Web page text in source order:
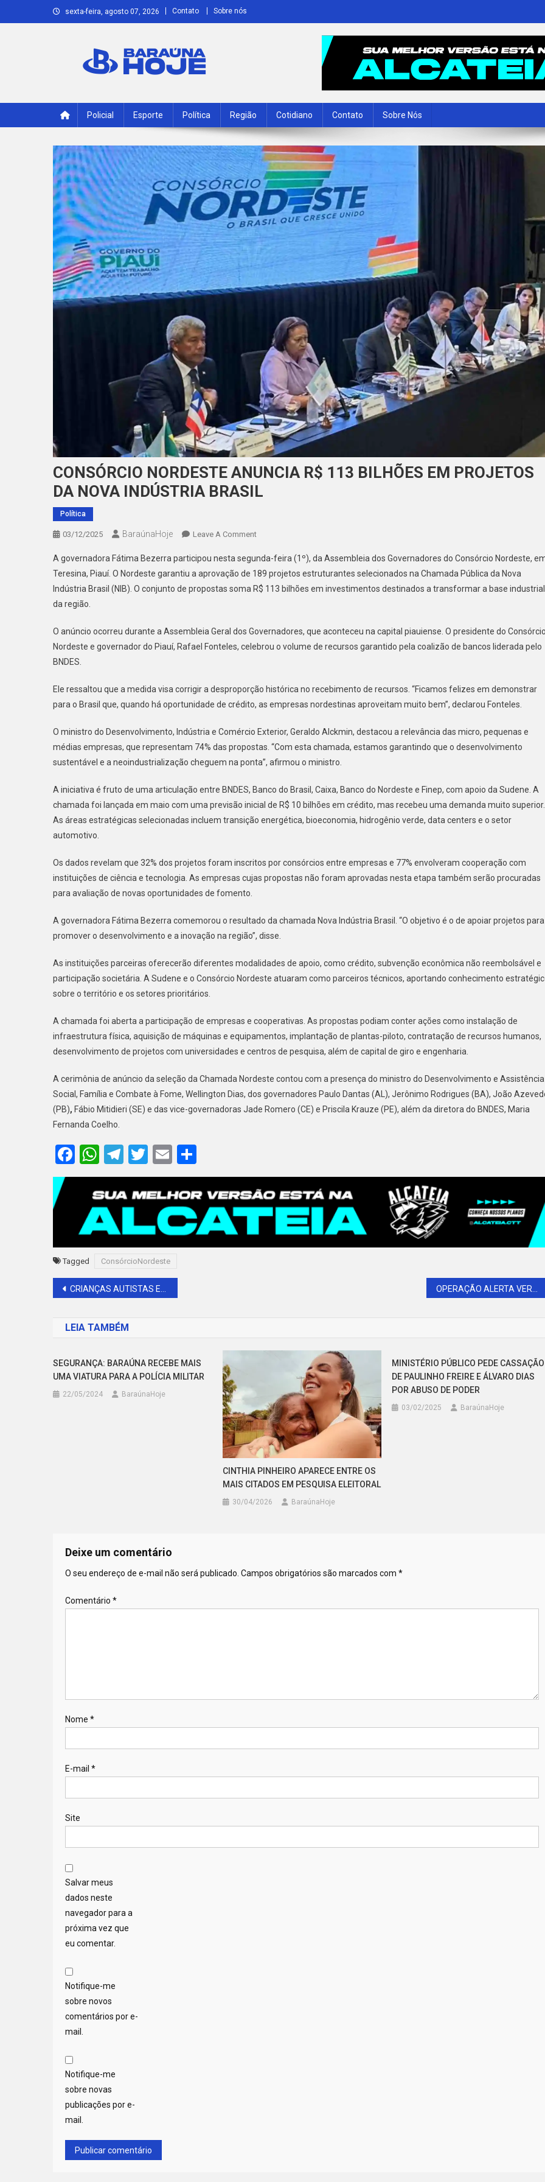
to
sexta-feira, agosto 07, 2026 Contato Sobre nós
Policial Esporte Política Região Cotidiano Contato Sobre Nós
CONSÓRCIO NORDESTE ANUNCIA R$ 113 BILHÕES EM PROJETOS
DA NOVA INDÚSTRIA BRASIL
Política
03/12/2025 BaraúnaHoje Leave A CommentOn
NORDESTE
ANUNCIA
R$
EM
PROJETOS
INDÚSTRIA
BRASIL
A governadora Fátima Bezerra participou nesta segunda-feira (1º), da Assembleia dos Governadores do Consórcio Nordeste,
Teresina, Piauí. O Nordeste garantiu a aprovação de 189 projetos estruturantes selecionados na Chamada Pública da Nova
Indústria Brasil (NIB). O conjunto de propostas soma R$ 113 bilhões em investimentos destinados a transformar a base industrial
da região.
O anúncio ocorreu durante a Assembleia Geral dos Governadores, que aconteceu na capital piauiense. O presidente do
Nordeste e governador do Piauí, Rafael Fonteles, celebrou o volume de recursos garantido pela coalizão de bancos liderada pelo
BNDES.
Ele ressaltou que a medida visa corrigir a desproporção histórica no recebimento de recursos. “Ficamos felizes em demonstrar
para o Brasil que, quando há oportunidade de crédito, as empresas nordestinas aproveitam muito bem”, declarou Fonteles.
O ministro do Desenvolvimento, Indústria e Comércio Exterior, Geraldo Alckmin, destacou a relevância das micro, pequenas e
médias empresas, que representam 74% das propostas. “Com esta chamada, estamos garantindo que o desenvolvimento
sustentável e a neoindustrialização cheguem na ponta”, afirmou o ministro.
A iniciativa é fruto de uma articulação entre BNDES, Banco do Brasil, Caixa, Banco do Nordeste e Finep, com apoio da Sudene. A
chamada foi lançada em maio com uma previsão inicial de R$ 10 bilhões em crédito, mas recebeu uma demanda muito superior.
As áreas estratégicas selecionadas incluem transição energética, bioeconomia, hidrogênio verde, data centers e o setor
automotivo.
Os dados revelam que 32% dos projetos foram inscritos por consórcios entre empresas e 77% envolveram cooperação com
instituições de ciência e tecnologia. As empresas cujas propostas não foram aprovadas nesta etapa também serão procuradas
para avaliação de novas oportunidades de fomento.
A governadora Fátima Bezerra comemorou o resultado da chamada Nova Indústria Brasil. “O objetivo é o de apoiar projetos para
promover o desenvolvimento e a inovação na região”, disse.
As instituições parceiras oferecerão diferentes modalidades de apoio, como crédito, subvenção econômica não reembolsável e
participação societária. A Sudene e o Consórcio Nordeste atuaram como parceiros técnicos, aportando conhecimento
sobre o território e os setores prioritários.
A chamada foi aberta a participação de empresas e cooperativas. As propostas podiam conter ações como instalação de
infraestrutura física, aquisição de máquinas e equipamentos, implantação de plantas-piloto, contratação de recursos humanos,
desenvolvimento de projetos com universidades e centros de pesquisa, além de capital de giro e engenharia.
A cerimônia de anúncio da seleção da Chamada Nordeste contou com a presença do ministro do Desenvolvimento e Assistência
Social, Família e Combate à Fome, Wellington Dias, dos governadores Paulo Dantas (AL), Jerônimo Rodrigues (BA), João
(PB), Fábio Mitidieri (SE) e das vice-governadoras Jade Romero (CE) e ⁠Priscila Krauze (PE), além da diretora do BNDES, Maria
Fernanda Coelho.
Facebook
WhatsApp
Telegram
TwitterEmail
Tagged ConsórcioNordeste
Navegação
Post
CRIANÇAS AUTISTAS EM BARAÚNA SOFREM COM FALTA DE MEDICAMENTOS
LEIA TAMBÉM
SEGURANÇA: BARAÚNA RECEBE MAIS
UMA VIATURA PARA A POLÍCIA MILITAR
22/05/2024 BaraúnaHoje
CINTHIA PINHEIRO APARECE ENTRE OS
MAIS CITADOS EM PESQUISA ELEITORAL
30/04/2026 BaraúnaHoje
MINISTÉRIO PÚBLICO PEDE CASSAÇÃO
DE PAULINHO FREIRE E ÁLVARO DIAS
POR ABUSO DE PODER
03/02/2025 BaraúnaHoje
Deixe um comentário
O seu endereço de e-mail não será publicado. Campos obrigatórios são marcados com *
Comentário *
Nome *
E-mail *
Site
Salvar meus
dados neste
navegador para a
próxima vez que
eu comentar.
Notifique-me
sobre novos
comentários por e-
mail.
Notifique-me
sobre novas
publicações por e-
mail.